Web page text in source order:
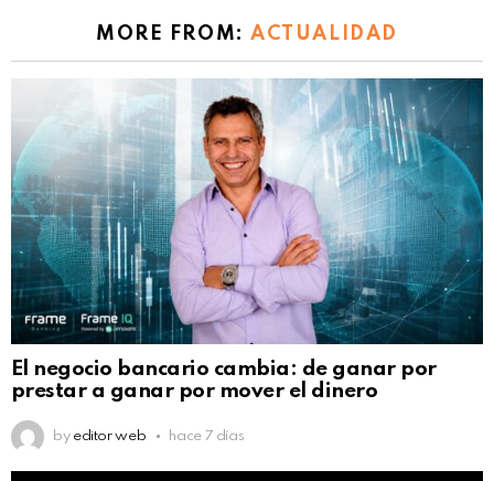
MORE FROM:ACTUALIDAD
El negocio bancario cambia: de ganar por
prestar a ganar por mover el dinero
by editor web hace 7 días